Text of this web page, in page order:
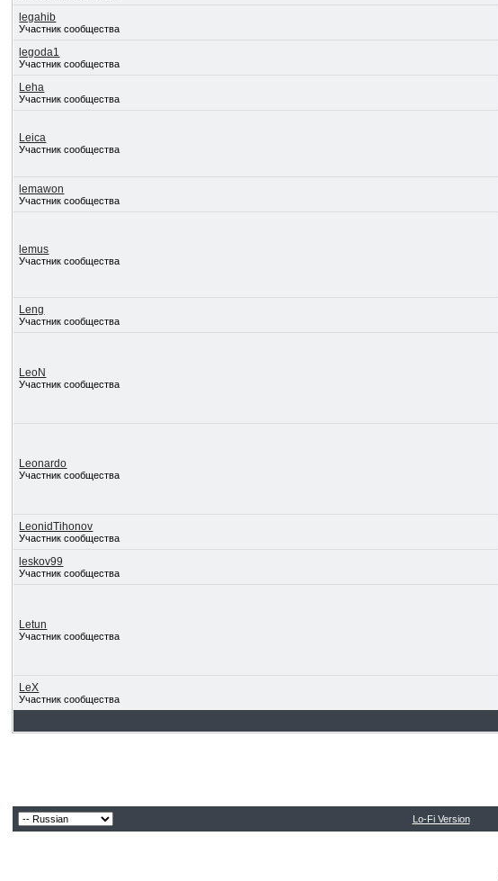
legahib
Участник сообщества
legoda1
Участник сообщества
Leha
Участник сообщества
Leica
Участник сообщества
lemawon
Участник сообщества
lemus
Участник сообщества
Leng
Участник сообщества
LeoN
Участник сообщества
Leonardo
Участник сообщества
LeonidTihonov
Участник сообщества
leskov99
Участник сообщества
Letun
Участник сообщества
LeX
Участник сообщества
Lo-Fi Version